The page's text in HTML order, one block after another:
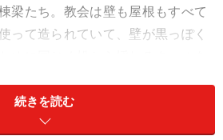
梁たち。教会は壁も屋根もすべて
って造られていて、壁が黒っぽく
続きを読む